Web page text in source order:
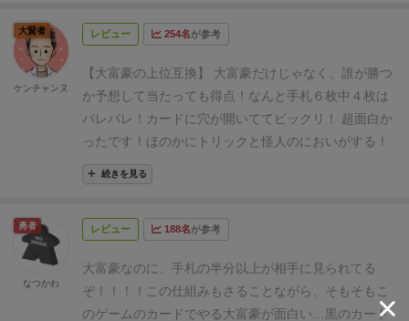
かな。
なくても他の人を１位にして、ギャンブルで勝つとい
う手段もとれるんじゃないかと思いました
いと思いました他にも遊んだボドゲをブログに載せて
いますので良かった見ていってください。
に上がるのは誰かを占う
うに重ねて置く4.占いが終わったら、スタートプレ
イヤーから順にプレイする 同じ数字はペアで出す
ことができ、表向きのカード、または手札から好きな
組み合わせで出す 5.以降は場に出されたカードと同
じ枚数、同じ色で、より大きい数字があれば出すこと
6.Aは特殊なカードで、通常はただの1だが、場に10が
出た時だけ11になる7.出せるカードがあってもパス
することができて、再び手番が回ってきたら出すこと
ができる
8.全員がパスしたら、場のカードを全て捨
札にして、最後にカードを出した人からスタートす
レビュー 254名が参考
【大富豪の上位互換】 大富豪だけじゃなく、誰が勝つ
か予想して当たっても得点！ なんと手札６枚中４枚は
バレバレ！カードに穴が開いててビックリ！ 超面白か
ったです！ ほのかにトリックと怪人のにおいがする！
続きを見る
大賢者
ケンチャンヌ
レビュー 188名が参考
大富豪なのに、手札の半分以上が相手に見られてる
ぞ！！！！ この仕組みもさることながら、そもそもこ
のゲームのカードでやる大富豪が面白い… 黒のカード
勇者
なつかわ